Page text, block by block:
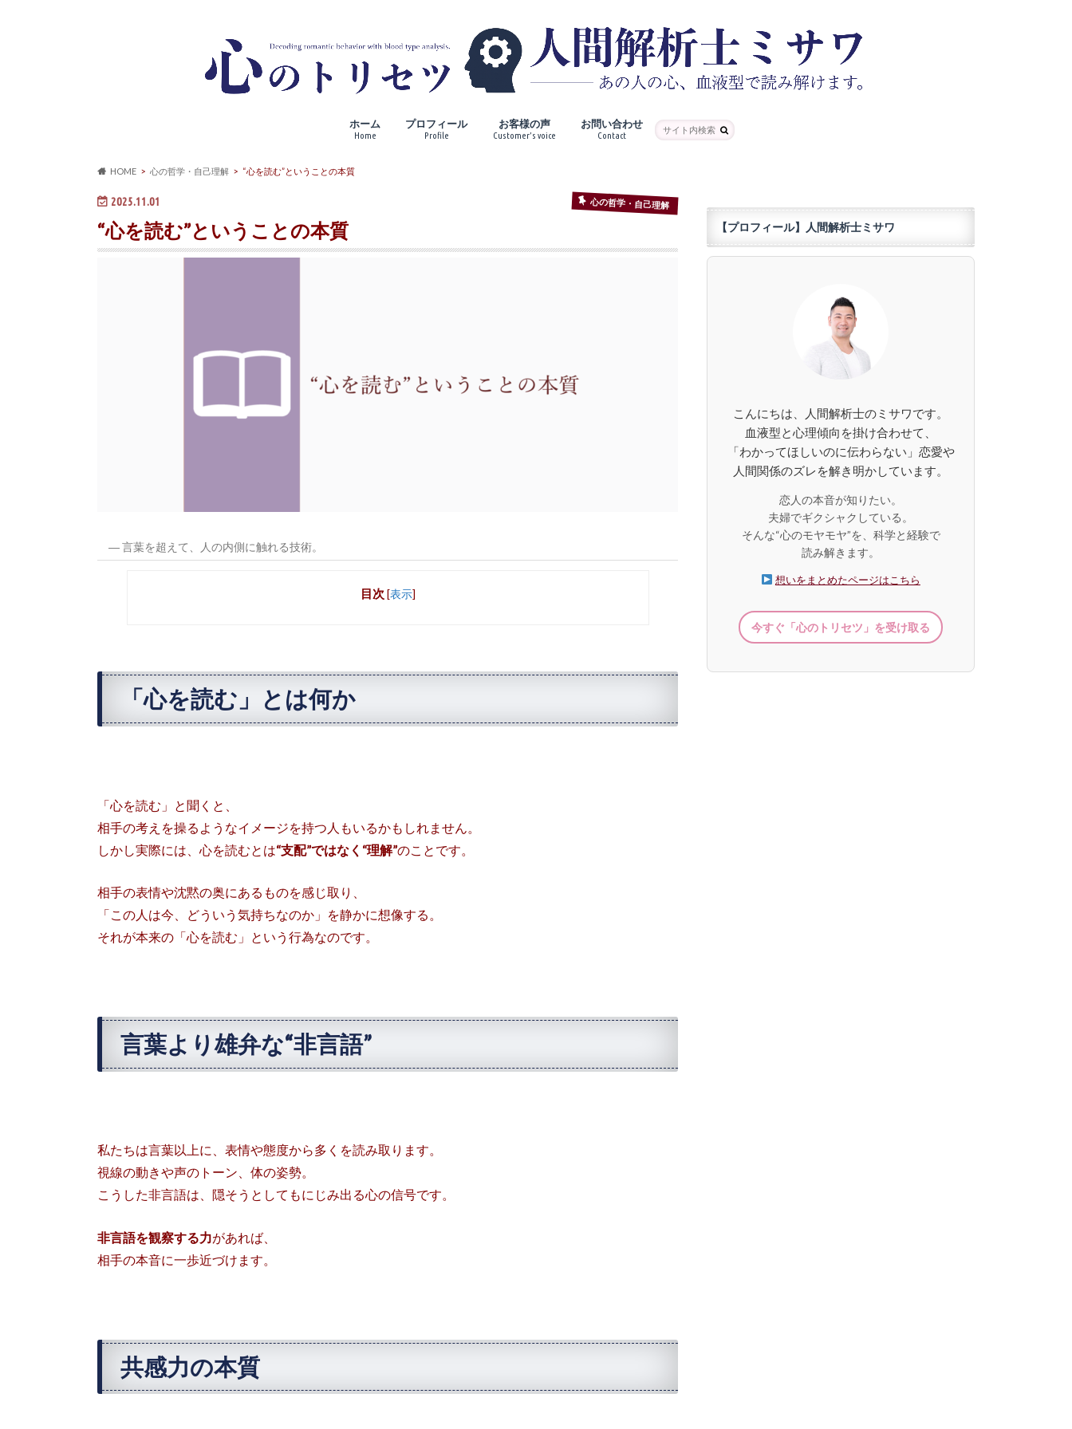
ホーム
Home
プロフィール
Profile
お客様の声
Customer’s voice
お問い合わせ
Contact
HOME 心の哲学・自己理解 “心を読む”ということの本質
2025.11.01 心の哲学・自己理解
“心を読む”ということの本質
― 言葉を超えて、人の内側に触れる技術。
目次 [表示]
「心を読む」とは何か
「心を読む」と聞くと、
相手の考えを操るようなイメージを持つ人もいるかもしれません。
しかし実際には、心を読むとは“支配”ではなく“理解”のことです。
相手の表情や沈黙の奥にあるものを感じ取り、
「この人は今、どういう気持ちなのか」を静かに想像する。
それが本来の「心を読む」という行為なのです。
言葉より雄弁な“非言語”
私たちは言葉以上に、表情や態度から多くを読み取ります。
視線の動きや声のトーン、体の姿勢。
こうした非言語は、隠そうとしてもにじみ出る心の信号です。
非言語を観察する力があれば、
相手の本音に一歩近づけます。
共感力の本質
【プロフィール】人間解析士ミサワ
こんにちは、人間解析士のミサワです。
血液型と心理傾向を掛け合わせて、
「わかってほしいのに伝わらない」恋愛や
人間関係のズレを解き明かしています。
恋人の本音が知りたい。
夫婦でギクシャクしている。
そんな“心のモヤモヤ”を、科学と経験で
読み解きます。
想いをまとめたページはこちら
今すぐ「心のトリセツ」を受け取る